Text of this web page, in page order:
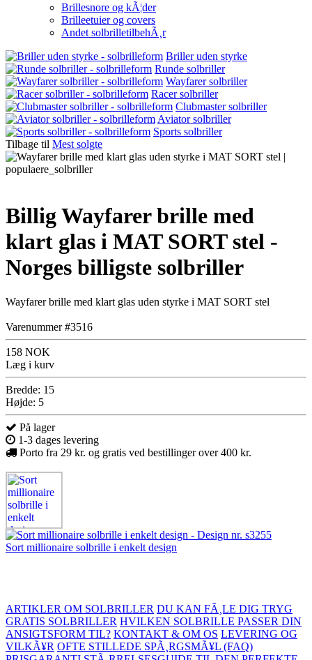
Brillesnore og kÃ¦der
Brilleetuier og covers
Andet solbrilletilbehÃ¸r
Briller uden styrke
Runde solbriller
Wayfarer solbriller
Racer solbriller
Clubmaster solbriller
Aviator solbriller
Sports solbriller
Tilbage til Mest solgte
Billig Wayfarer brille med
klart glas i MAT SORT stel -
Norges billigste solbriller
Wayfarer brille med klart glas uden styrke i MAT SORT stel
Varenummer #3516
158 NOK
Læg i kurv
Bredde: 15
Højde: 5
På lager
1-3 dages levering
Porto fra 29 kr. og gratis ved bestillinger over 400 kr.
Sort millionaire solbrille i enkelt design
ARTIKLER OM SOLBRILLER DU KAN FÃ¸LE DIG TRYG
GRATIS SOLBRILLER HVILKEN SOLBRILLE PASSER DIN
ANSIGTSFORM TIL? KONTAKT & OM OS LEVERING OG
VILKÃ¥R OFTE STILLEDE SPÃ¸RGSMÃ¥L (FAQ)